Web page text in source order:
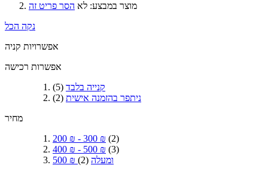
מוצר במבצע: לא הסר פריט זה
נקה הכל
אפשרויות קניה
אפשרות רכישה
קנייה בלבד (5)
ניתפר בהזמנה אישית (2)
מחיר
200 ₪ - 300 ₪ (2)
400 ₪ - 500 ₪ (3)
500 ₪
ומעלה (2)